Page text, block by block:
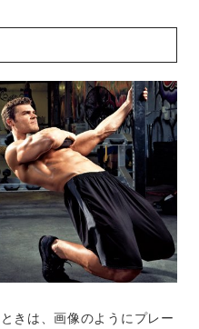
きは、画像のようにプレー